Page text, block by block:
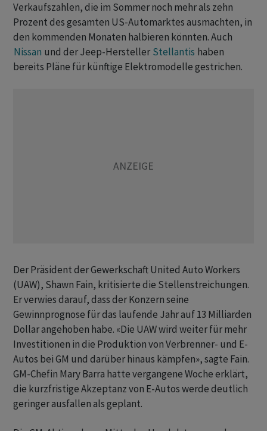
Verkaufszahlen, die im Sommer noch mehr als zehn
Prozent des gesamten US-Automarktes ausmachten, in
den kommenden Monaten halbieren könnten. Auch
Nissan und der Jeep-Hersteller Stellantis haben
bereits Pläne für künftige Elektromodelle gestrichen.
Der Präsident der Gewerkschaft United Auto Workers
(UAW), Shawn Fain, kritisierte die Stellenstreichungen.
Er verwies darauf, dass der Konzern seine
Gewinnprognose für das laufende Jahr auf 13 Milliarden
Dollar angehoben habe. «Die UAW wird weiter für mehr
Investitionen in die Produktion von Verbrenner- und E-
Autos bei GM und darüber hinaus kämpfen», sagte Fain.
GM-Chefin Mary Barra hatte vergangene Woche erklärt,
die kurzfristige Akzeptanz von E-Autos werde deutlich
geringer ausfallen als geplant.